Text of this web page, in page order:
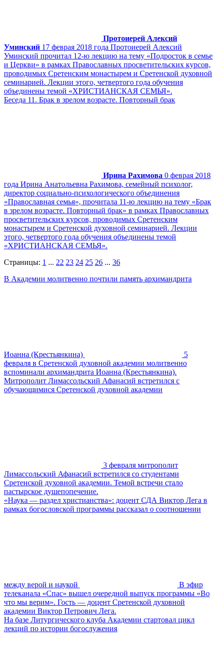
Протоиерей Алексий
Уминский 17 феврая 2018 года Протоиерей Алексий
Уминский прочитал 12-ю лекцию на тему «Подросток в семье
и Церкви» в рамках Православных просветительских курсов,
проводимых Сретенским монастырем и Сретенской духовной
семинарией. Лекции этого, четвертого года обучения
объединены темой «ХРИСТИАНСКАЯ СЕМЬЯ».
Беседа 11. Брак в зрелом возрасте. Повторный брак
Ирина Рахимова 0 феврая 2018
года Ирина Анатольевна Рахимова, семейный психолог,
директор социально-психологического объединения
«Православная семья», прочитала 11-ю лекцию на тему «Брак
в зрелом возрасте. Повторный брак» в рамках Православных
просветительских курсов, проводимых Сретенским
монастырем и Сретенской духовной семинарией. Лекции
этого, четвертого года обучения объединены темой
«ХРИСТИАНСКАЯ СЕМЬЯ».
Страницы: 1 ... 22 23 24 25 26 ... 36
В Академии молитвенно почтили память архимандрита
Иоанна (Крестьянкина)
5
февраля в Сретенской духовной академии молитвенно
вспоминали архимандрита Иоанна (Крестьянкина).
Митрополит Лимассольский Афанасий встретился с
обучающимися Сретенской духовной академии
3 февраля митрополит
Лимассольский Афанасий встретился со студентами
Сретенской духовной академии. Темой встречи стало
пастырское душепопечение.
«Наука — раздел христианства»: доцент СДА Виктор Лега в
рамках богословской программы рассказал о соотношении
между верой и наукой
В эфир
телеканала «Спас» вышел очередной выпуск программы «Во
что мы верим». Гость — доцент Сретенской духовной
академии Виктор Петрович Лега.
На базе Литургического клуба Академии стартовал цикл
лекций по истории богослужения